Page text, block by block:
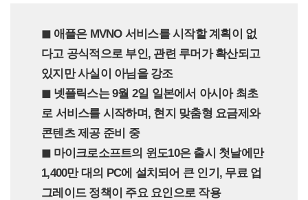
◼︎ 애플은 MVNO 서비스를 시작할 계획이 없
다고 공식적으로 부인, 관련 루머가 확산되고
있지만 사실이 아님을 강조
◼︎ 넷플릭스는 9월 2일 일본에서 아시아 최초
로 서비스를 시작하며, 현지 맞춤형 요금제와
콘텐츠 제공 준비 중
◼︎ 마이크로소프트의 윈도10은 출시 첫날에만
1,400만 대의 PC에 설치되어 큰 인기, 무료 업
그레이드 정책이 주요 요인으로 작용